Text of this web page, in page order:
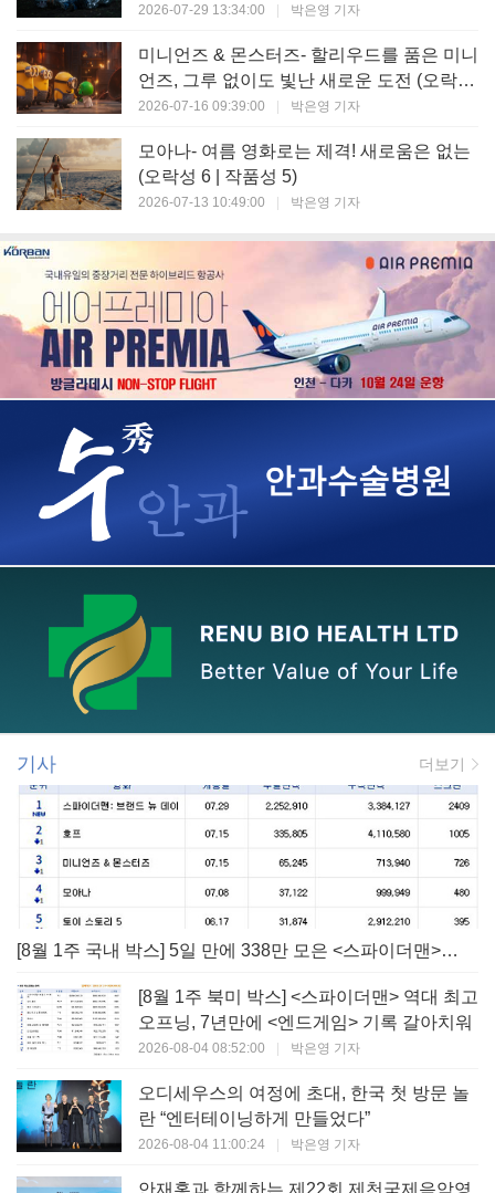
2026-07-29 13:34:00 박은영 기자
미니언즈 & 몬스터즈- 할리우드를 품은 미니
언즈, 그루 없이도 빛난 새로운 도전 (오락성
7 | 작품성 6)
2026-07-16 09:39:00 박은영 기자
모아나- 여름 영화로는 제격! 새로움은 없는
(오락성 6 | 작품성 5)
2026-07-13 10:49:00 박은영 기자
기사 더보기
[8월 1주 국내 박스] 5일 만에 338만 모은 <스파이더맨> 극장가 235% 대반등, <호프>는 400만 돌파
[8월 1주 북미 박스] <스파이더맨> 역대 최고
오프닝, 7년만에 <엔드게임> 기록 갈아치워
2026-08-04 08:52:00 | 박은영 기자
오디세우스의 여정에 초대, 한국 첫 방문 놀
란 “엔터테이닝하게 만들었다”
2026-08-04 11:00:24 | 박은영 기자
안재홍과 함께하는 제22회 제천국제음악영